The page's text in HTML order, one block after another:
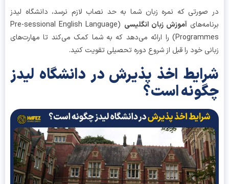
صورتی که نمره زبان شما به حد نصاب لازم نرسد، دانشگاه لیدز
آموزش زبان انگلیسی (Pre-sessional English Language
Programmes) را ارائه می‌دهد که به شما کمک می‌کند تا مهارت‌های
خود را قبل از شروع دوره تحصیلی تقویت کنید.
اخذ پذیرش در دانشگاه لیدز
است؟